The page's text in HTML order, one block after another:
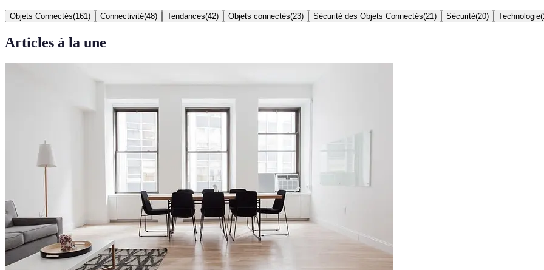
Objets Connectés(161 ) Connectivité(48) Tendances(42) Objets connectés(23) Sécurité des Objets Connectés(21 ) Sécurité(20) Technologie(
Articles à la une